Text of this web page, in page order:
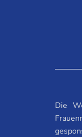
Die